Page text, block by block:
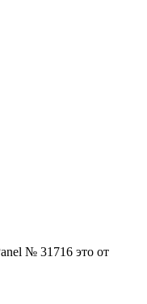
№ 31716 это от